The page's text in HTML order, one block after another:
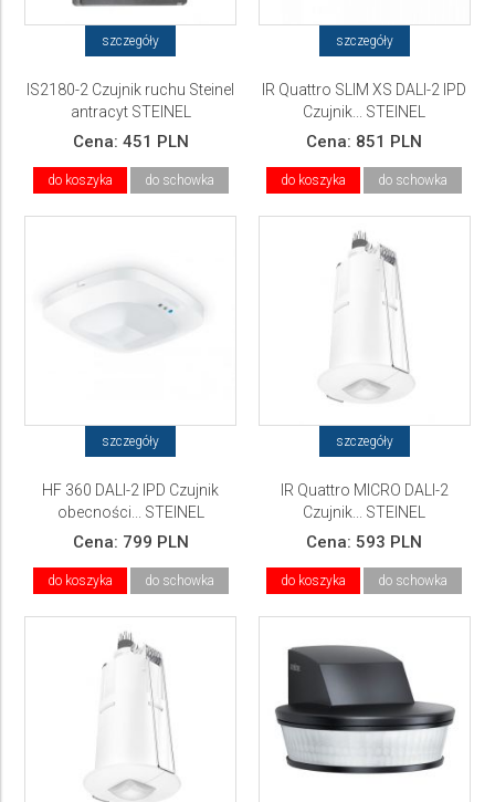
szczegóły
IS2180-2 Czujnik ruchu Steinel
antracyt STEINEL
Cena: 451 PLN
do koszyka do schowka
szczegóły
IR Quattro SLIM XS DALI-2 IPD
Czujnik... STEINEL
Cena: 851 PLN
do koszyka do schowka
szczegóły
HF 360 DALI-2 IPD Czujnik
obecności... STEINEL
Cena: 799 PLN
do koszyka do schowka
szczegóły
IR Quattro MICRO DALI-2
Czujnik... STEINEL
Cena: 593 PLN
do koszyka do schowka